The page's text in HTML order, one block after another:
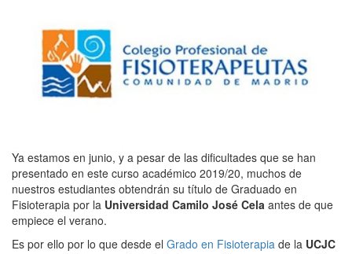
Ya estamos en junio, y a pesar de las dificultades que se han
presentado en este curso académico 2019/20, muchos de
nuestros estudiantes obtendrán su título de Graduado en
Fisioterapia por la Universidad Camilo José Cela antes de que
empiece el verano.
Es por ello por lo que desde el Grado en Fisioterapia de la UCJC